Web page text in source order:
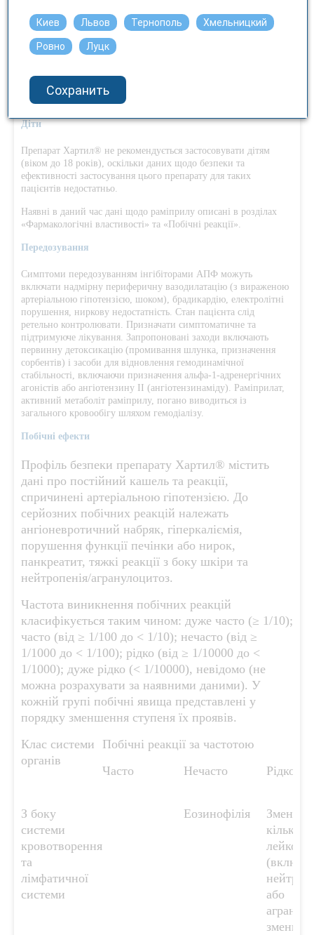
2,5 мг.
Пацієнти літнього віку. Початкова доза повинна бути нижчою,
а подальше титрування дози слід здійснювати більш поступово
особливо у дуже старих та немічних пацієнтів. У таких
випадках слід призначати нижчу початкову дозу − 1,25 мг
раміприлу (у відповідному дозуванні).
Діти
Препарат Хартил® не рекомендується застосовувати дітям
(віком до 18 років), оскільки даних щодо безпеки та
ефективності застосування цього препарату для таких
пацієнтів недостатньо.
Наявні в даний час дані щодо раміприлу описані в розділах
«Фармакологічні властивості» та «Побічні реакції».
Передозування
Симптоми передозуванням інгібіторами АПФ можуть
включати надмірну периферичну вазодилатацію (з вираженою
артеріальною гіпотензією, шоком), брадикардію, електролітні
порушення, ниркову недостатність. Стан пацієнта слід
ретельно контролювати. Призначати симптоматичне та
підтримуюче лікування. Запропоновані заходи включають
первинну детоксикацію (промивання шлунка, призначення
сорбентів) і засоби для відновлення гемодинамічної
стабільності, включаючи призначення альфа-1-адренергічних
агоністів або ангіотензину ІІ (ангіотензинаміду). Раміприлат,
активний метаболіт раміприлу, погано виводиться із
загального кровообігу шляхом гемодіалізу.
Побічні ефекти
Профіль безпеки препарату Хартил® містить
дані про постійний кашель та реакції,
спричинені артеріальною гіпотензією. До
серйозних побічних реакцій належать
ангіоневротичний набряк, гіперкаліємія,
порушення функції печінки або нирок,
панкреатит, тяжкі реакції з боку шкіри та
нейтропенія/агранулоцитоз.
Частота виникнення побічних реакцій
класифікується таким чином: дуже часто (≥ 1/10);
часто (від ≥ 1/100 до < 1/10); нечасто (від ≥
1/1000 до < 1/100); рідко (від ≥ 1/10000 до <
1/1000); дуже рідко (< 1/10000), невідомо (не
можна розрахувати за наявними даними). У
кожній групі побічні явища представлені у
порядку зменшення ступеня їх проявів.
Клас системи
органів
Побічні реакції за частотою
Часто
Нечасто Рідко
З боку
системи
кровотворення
та
лімфатичної
системи
Еозинофілія
кількості
або
Киев Львов Тернополь Хмельницкий
Ровно Луцк
Сохранить